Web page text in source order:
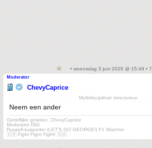
• woensdag 3 juni 2026 @ 15:49 • 7
Moderator
ChevyCaprice
Multidisciplinair simcoureur
Neem een ander
Gerieflijke groeten, ChevyCaprice
Moderator DIG
Russell-supporter (LET'S GO GEORGE!) F1 Watcher
🇺🇦 Fight Fight Fight! 🇺🇦